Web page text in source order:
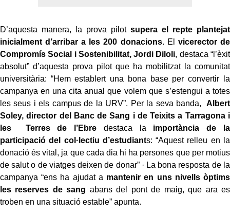
D’aquesta manera, la prova pilotsupera el repte plantejat
inicialment d’arribar a les 200 donacions. El vicerector de
Compromís Social i Sostenibilitat, Jordi Diloli, destaca “l’èxit
absolut” d’aquesta prova pilot que ha mobilitzat la comunitat
universitària: “Hem establert una bona base per convertir la
campanya en una cita anual que volem que s’estengui a totes
les seus i els campus de la URV”. Per la seva banda,
Albert
Soley, director del Banc de Sang i de Teixits a Tarragona i
les Terres de l’Ebre destaca la importància de la
participació del col·lectiu d’estudiants: “Aquest relleu en la
donació és vital, ja que cada dia hi ha persones que per motius
de salut o de viatges deixen de donar” · La bona resposta de la
campanya “ens ha ajudat a mantenir en uns nivells òptims
les reserves de sang abans del pont de maig, que ara es
troben en una situació estable” apunta.